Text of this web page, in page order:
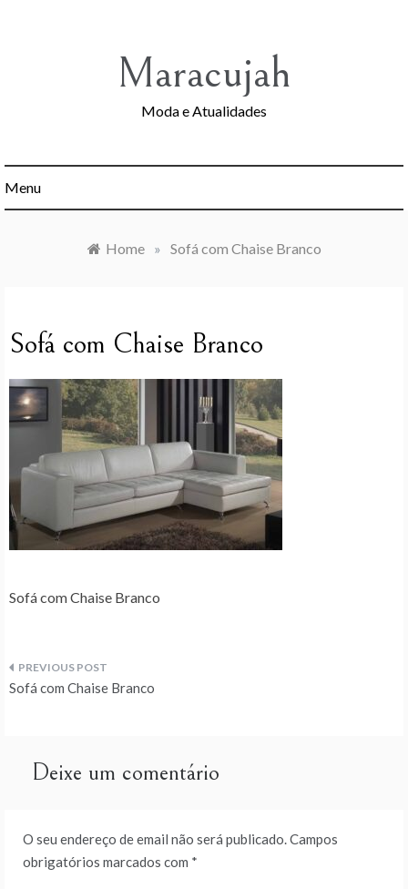
Maracujah
Moda e Atualidades
Menu
Home » Sofá com Chaise Branco
Sofá com Chaise Branco
Sofá com Chaise Branco
Navegação
artigos
Sofá com Chaise Branco
Deixe um comentário
O seu endereço de email não será publicado.Campos
obrigatórios marcados com *